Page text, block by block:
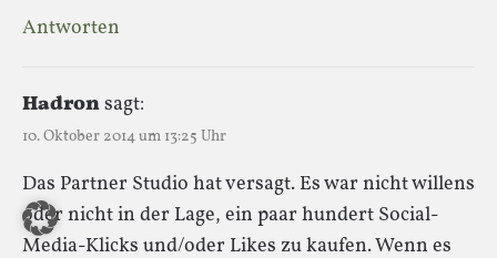
Antworten
Hadronsagt:
10. Oktober 2014 um 13:25 Uhr
Das Partner Studio hat versagt. Es war nicht willens
oder nicht in der Lage, ein paar hundert Social-
Media-Klicks und/oder Likes zu kaufen. Wenn es